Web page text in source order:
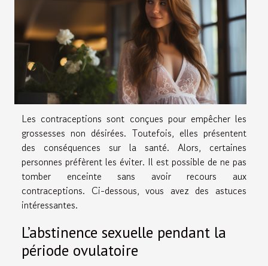
Les contraceptions sont conçues pour empêcher les
grossesses non désirées. Toutefois, elles présentent
des conséquences sur la santé. Alors, certaines
personnes préfèrent les éviter. Il est possible de ne pas
tomber enceinte sans avoir recours aux
contraceptions. Ci-dessous, vous avez des astuces
intéressantes.
L’abstinence sexuelle pendant la
période ovulatoire